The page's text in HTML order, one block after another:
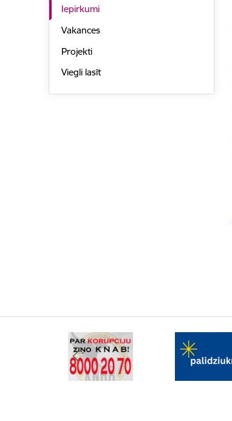
Iepirkumi
Vakances
Projekti
Viegli lasīt